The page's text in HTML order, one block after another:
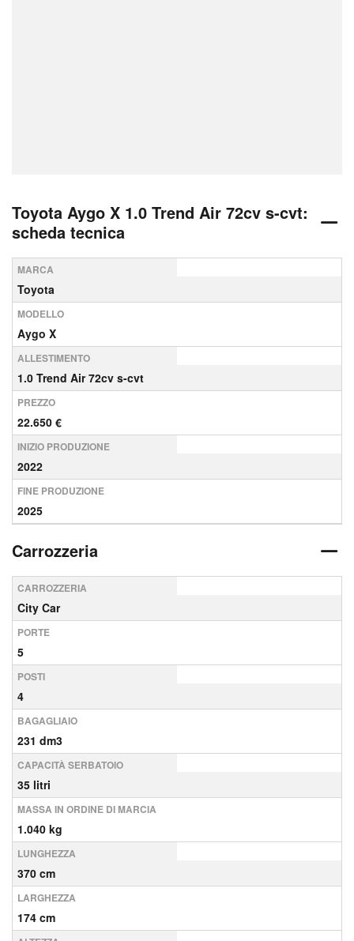
Toyota Aygo X 1.0 Trend Air 72cv s-cvt:
scheda tecnica
MARCA
Toyota
MODELLO
Aygo X
ALLESTIMENTO
1.0 Trend Air 72cv s-cvt
PREZZO
22.650 €
INIZIO PRODUZIONE
2022
FINE PRODUZIONE
2025
Carrozzeria
CARROZZERIA
City Car
PORTE
5
POSTI
4
BAGAGLIAIO
231 dm3
CAPACITÀ SERBATOIO
35 litri
MASSA IN ORDINE DI MARCIA
1.040 kg
LUNGHEZZA
370 cm
LARGHEZZA
174 cm